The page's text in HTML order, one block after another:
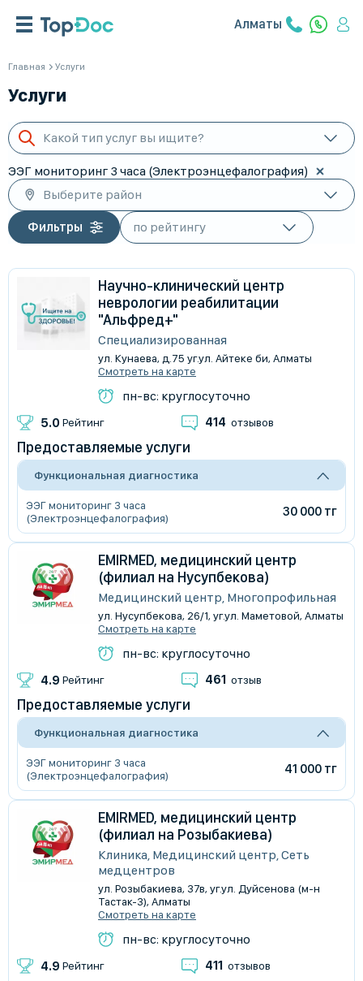
Алматы
Главная Услуги
Услуги
Какой тип услуг вы ищите?
ЭЭГ мониторинг 3 часа (Электроэнцефалография)
Выберите район
Фильтры
Научно-клинический центр
неврологии реабилитации
"Альфред+"
Специализированная
ул. Кунаева, д.75 уг.ул. Айтеке би, Алматы
Смотреть на карте
пн-вс: круглосуточно
5.0 Рейтинг 414 отзывов
Предоставляемые услуги
Функциональная диагностика
ЭЭГ мониторинг 3 часа
(Электроэнцефалография)
30 000 тг
EMIRMED, медицинский центр
(филиал на Нусупбекова)
Медицинский центр, Многопрофильная
ул. Нусупбекова, 26/1, уг.ул. Маметовой, Алматы
Смотреть на карте
пн-вс: круглосуточно
4.9 Рейтинг 461 отзыв
Предоставляемые услуги
Функциональная диагностика
ЭЭГ мониторинг 3 часа
(Электроэнцефалография)
41 000 тг
EMIRMED, медицинский центр
(филиал на Розыбакиева)
Клиника, Медицинский центр, Сеть
медцентров
​ул. Розыбакиева, 37в, уг.ул. Дуйсенова (м-н
Тастак-3), Алматы
Смотреть на карте
пн-вс: круглосуточно
4.9 Рейтинг 411 отзывов